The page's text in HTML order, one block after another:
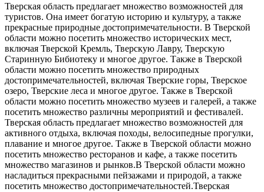
Тверская область предлагает множество возможностей для
туристов. Она имеет богатую историю и культуру, а также
прекрасные природные достопримечательности. В Тверской
области можно посетить множество исторических мест,
включая Тверской Кремль, Тверскую Лавру, Тверскую
Старинную Бибиотеку и многое другое. Также в Тверской
области можно посетить множество природных
достопримечательностей, включая Тверские горы, Тверское
озеро, Тверские леса и многое другое. Также в Тверской
области можно посетить множество музеев и галерей, а также
посетить множество различны мероприятий и фестивалей.
Тверская область предлагает множество возможностей для
активного отдыха, включая походы, велосипедные прогулки,
плавание и многое другое. Также в Тверской области можно
посетить множество ресторанов и кафе, а также посетить
множество магазинов и рынков.В Тверской области можно
насладиться прекрасными пейзажами и природой, а также
посетить множество достопримечательностей.Тверская